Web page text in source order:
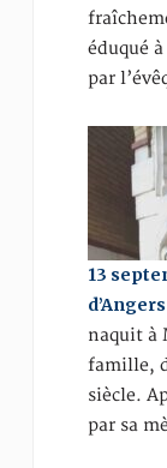
éduqué
par
13
d’Angers
naquit à
famille,
siècle.
par sa